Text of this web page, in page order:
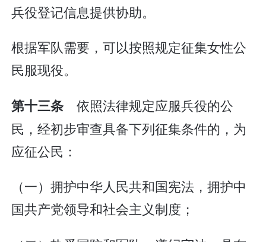
兵役登记信息提供协助。
根据军队需要，可以按照规定征集女性公
民服现役。
第十三条 依照法律规定应服兵役的公
民，经初步审查具备下列征集条件的，为
应征公民：
（一）拥护中华人民共和国宪法，拥护中
国共产党领导和社会主义制度；